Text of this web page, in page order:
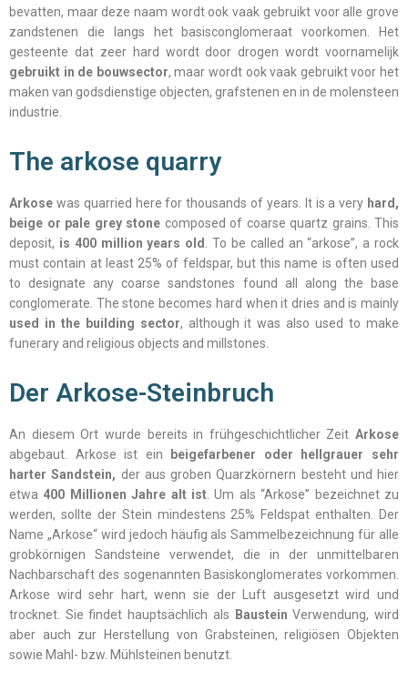
bevatten, maar deze naam wordt ook vaak gebruikt voor alle grove
zandstenen die langs het basisconglomeraat voorkomen. Het
gesteente dat zeer hard wordt door drogen wordt voornamelijk
gebruikt in de bouwsector, maar wordt ook vaak gebruikt voor het
maken van godsdienstige objecten, grafstenen en in de molensteen
industrie.
The arkose quarry
Arkose was quarried here for thousands of years. It is a very hard,
beige or pale grey stone composed of coarse quartz grains. This
deposit, is 400 million years old
. To be called an “arkose”, a rock
must contain at least 25% of feldspar, but this name is often used
to designate any coarse sandstones found all along the base
conglomerate. The stone becomes hard when it dries and is mainly
used in the building sector, although it was also used to make
funerary and religious objects and millstones.
Der Arkose-Steinbruch
An diesem Ort wurde bereits in frühgeschichtlicher Zeit Arkose
abgebaut. Arkose ist ein
beigefarbener oder hellgrauer sehr
harter Sandstein, der aus groben Quarzkörnern besteht und hier
etwa 400 Millionen Jahre alt ist . Um als “Arkose” bezeichnet zu
werden, sollte der Stein mindestens 25% Feldspat enthalten. Der
Name „Arkose“ wird jedoch häufig als Sammelbezeichnung für alle
grobkörnigen Sandsteine verwendet, die in der unmittelbaren
Nachbarschaft des sogenannten Basiskonglomerates vorkommen.
Arkose wird sehr hart, wenn sie der Luft ausgesetzt wird und
trocknet. Sie findet hauptsächlich als
Baustein Verwendung, wird
aber auch zur Herstellung von Grabsteinen, religiösen Objekten
sowie Mahl- bzw. Mühlsteinen benutzt.